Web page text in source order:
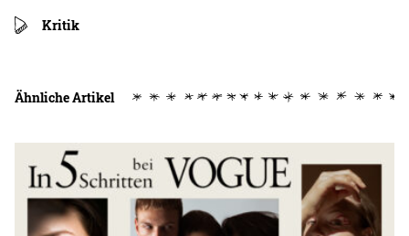
Kritik
Ähnliche Artikel